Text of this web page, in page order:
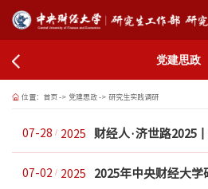
党建思政
位置： 首页-> 党建思政-> 研究生实践调研
07-28 2025
07-02 2025